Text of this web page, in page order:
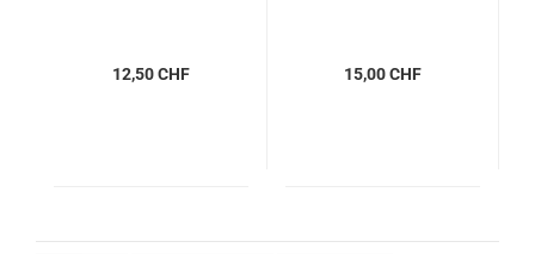
12,50 CHF 15,00 CHF